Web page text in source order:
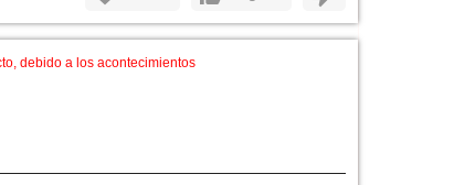
debido a los acontecimientos